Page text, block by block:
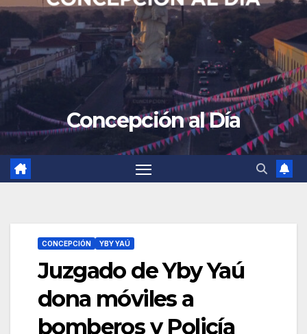
Concepción al Día
CONCEPCIÓN YBY YAÚ
Juzgado de Yby Yaú
dona móviles a
bomberos y Policía